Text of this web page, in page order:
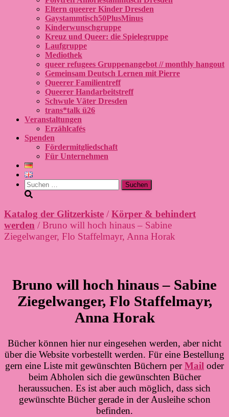
Eltern queerer Kinder Dresden
Gaystammtisch50PlusMinus
Kinderwunschgruppe
Kreuz und Queer: die Spielegruppe
Laufgruppe
Mediothek
queer refugees Gruppenangebot // monthly hangout
Gemeinsam Deutsch Lernen mit Pierre
Queerer Familientreff
Queerer Handarbeitstreff
Schwule Väter Dresden
trans*talk ü26
Veranstaltungen
Erzählcafés
Spenden
Fördermitgliedschaft
Für Unternehmen
Suchen
nach:
Katalog der Glitzerkiste / Körper & behindert
werden / Bruno will hoch hinaus – Sabine
Ziegelwanger, Flo Staffelmayr, Anna Horak
Bruno will hoch hinaus – Sabine
Ziegelwanger, Flo Staffelmayr,
Anna Horak
Bücher können hier nur eingesehen werden, aber nicht
über die Website vorbestellt werden. Für eine Bestellung
gern eine Liste mit gewünschten Büchern perMail oder
beim Abholen sich die gewünschten Bücher
heraussuchen. Es ist aber auch möglich, dass sich
gewünschte Bücher gerade in der Ausleihe schon
befinden.